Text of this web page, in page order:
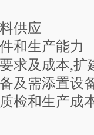
应
生产能力
成本,扩建
需添置设
和生产成